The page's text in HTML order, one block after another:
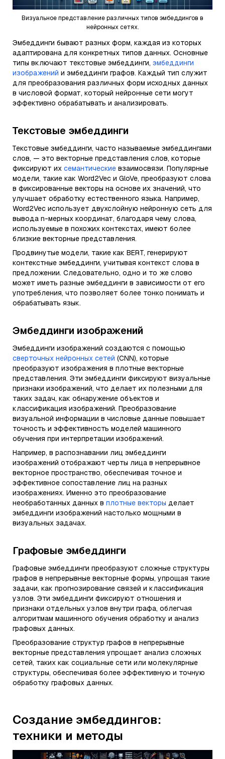
Визуальное представление различных типов эмбеддингов в
нейронных сетях.
Эмбеддинги бывают разных форм, каждая из которых
адаптирована для конкретных типов данных. Основные
типы включают текстовые эмбеддинги, эмбеддинги
изображений и эмбеддинги графов. Каждый тип служит
для преобразования различных форм исходных данных
в числовой формат, который нейронные сети могут
эффективно обрабатывать и анализировать.
Текстовые эмбеддинги
Текстовые эмбеддинги, часто называемые эмбеддингами
слов, — это векторные представления слов, которые
фиксируют их семантические взаимосвязи. Популярные
модели, такие как Word2Vec и GloVe, преобразуют слова
в фиксированные векторы на основе их значений, что
улучшает обработку естественного языка. Например,
Word2Vec использует двухслойную нейронную сеть для
вывода n-мерных координат, благодаря чему слова,
используемые в похожих контекстах, имеют более
близкие векторные представления.
Продвинутые модели, такие как BERT, генерируют
контекстные эмбеддинги, учитывая контекст слова в
предложении. Следовательно, одно и то же слово
может иметь разные эмбеддинги в зависимости от его
употребления, что позволяет более тонко понимать и
обрабатывать язык.
Эмбеддинги изображений
Эмбеддинги изображений создаются с помощью
сверточных нейронных сетей (CNN), которые
преобразуют изображения в плотные векторные
представления. Эти эмбеддинги фиксируют визуальные
признаки изображений, что делает их полезными для
таких задач, как обнаружение объектов и
классификация изображений. Преобразование
визуальной информации в числовые данные повышает
точность и эффективность моделей машинного
обучения при интерпретации изображений.
Например, в распознавании лиц эмбеддинги
изображений отображают черты лица в непрерывное
векторное пространство, обеспечивая точное и
эффективное сопоставление лиц на разных
изображениях. Именно это преобразование
необработанных данных в плотные векторы делает
эмбеддинги изображений настолько мощными в
визуальных задачах.
Графовые эмбеддинги
Графовые эмбеддинги преобразуют сложные структуры
графов в непрерывные векторные формы, упрощая такие
задачи, как прогнозирование связей и классификация
узлов. Эти эмбеддинги фиксируют отношения и
признаки отдельных узлов внутри графа, облегчая
алгоритмам машинного обучения обработку и анализ
графовых данных.
Преобразование структур графов в непрерывные
векторные представления упрощает анализ сложных
сетей, таких как социальные сети или молекулярные
структуры, обеспечивая более эффективную и точную
обработку графовых данных.
Создание эмбеддингов:
техники и методы